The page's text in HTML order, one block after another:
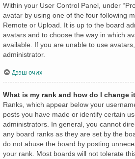
Within your User Control Panel, under
avatar by using one of the four following
Remote or Upload. It is up to the board
avatars and to choose the way in which
available. If you are unable to use
administrator.
Дээш очих
What is my rank and how do I change
Ranks, which appear below your
posts you have made or identify certain
administrators. In general, you cannot
any board ranks as they are set by the
do not abuse the board by posting
your rank. Most boards will not tolerate